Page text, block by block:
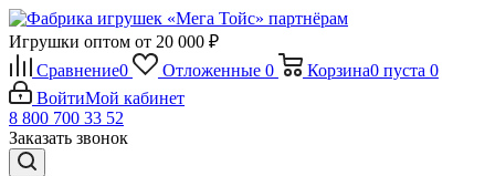
Игрушки оптом от 20 000 ₽
Сравнение0 Отложенные 0 Корзина0 пуста 0
ВойтиМой кабинет
8 800 700 33 52
Заказать звонок